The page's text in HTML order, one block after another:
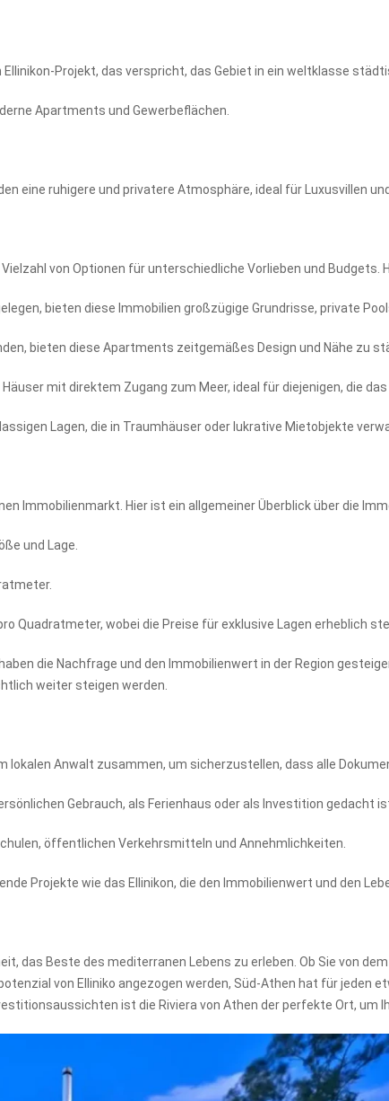
Projekt, das verspricht, das Gebiet in ein weltklasse
Apartments und Gewerbeflächen.
eine ruhigere und privatere Atmosphäre, ideal für Luxusvillen
von Optionen für unterschiedliche Vorlieben und Budgets.
bieten diese Immobilien großzügige Grundrisse, private
bieten diese Apartments zeitgemäßes Design und Nähe zu
Häuser mit direktem Zugang zum Meer, ideal für diejenigen, die
Lagen, die in Traumhäuser oder lukrative Mietobjekte
Immobilienmarkt. Hier ist ein allgemeiner Überblick über die
und Lage.
Quadratmeter, wobei die Preise für exklusive Lagen erheblich
die Nachfrage und den Immobilienwert in der Region
weiter steigen werden.
lokalen Anwalt zusammen, um sicherzustellen, dass alle
Gebrauch, als Ferienhaus oder als Investition gedacht
öffentlichen Verkehrsmitteln und Annehmlichkeiten.
Projekte wie das Ellinikon, die den Immobilienwert und den
das Beste des mediterranen Lebens zu erleben. Ob Sie von
von Elliniko angezogen werden, Süd-Athen hat für jeden
ist die Riviera von Athen der perfekte Ort, um